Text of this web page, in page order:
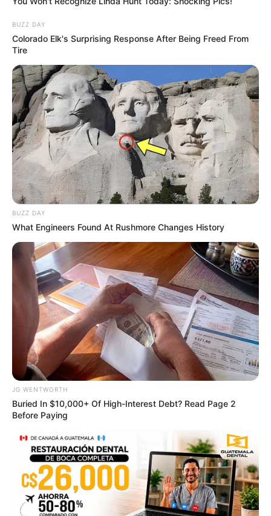
The Instagram Model Who Spent A Fortune To Look
Like Barbie
BRAINBERRIES
Disney Princesses: Which Live-Action Version Do
You Prefer?
BRAINBERRIES
Bollywood’s Boldest Dance Scenes Still Trending
BRAINBERRIES
BUZZ DAY
Colorado Elk's Surprising Response After Being Freed From
Tire
BUZZ DAY
What Engineers Found At Rushmore Changes History
JG WENTWORTH
Buried In $10,000+ Of High-Interest Debt? Read Page 2
Before Paying